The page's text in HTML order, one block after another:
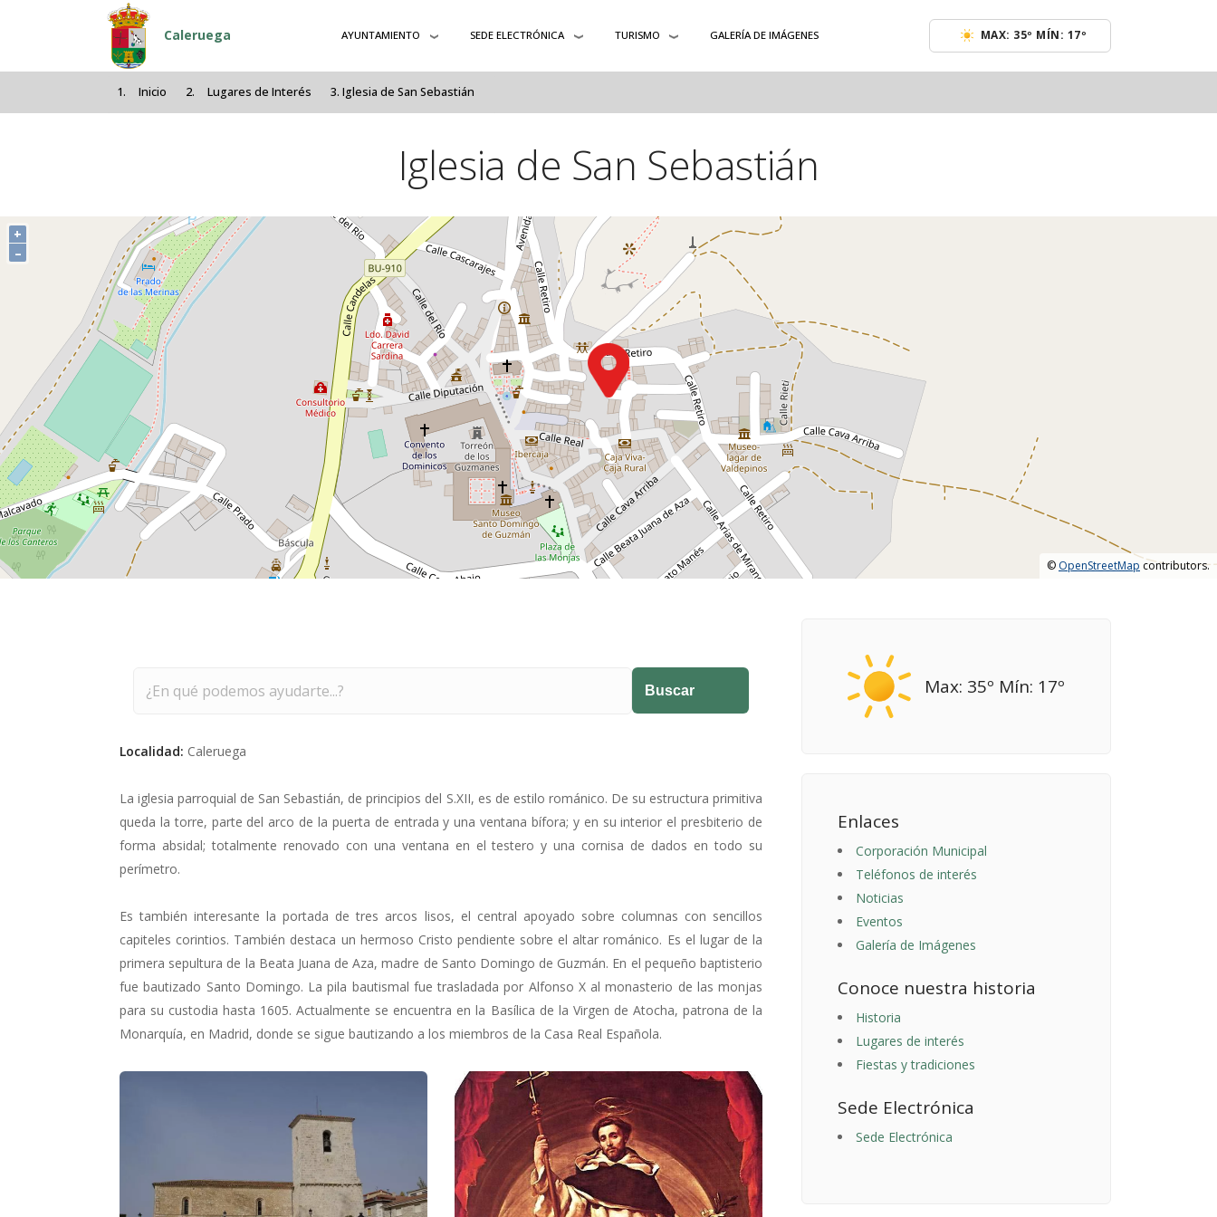
Pasar al contenido principal
Caleruega AYUNTAMIENTO SEDE ELECTRÓNICA TURISMO GALERÍA DE IMÁGENES MAX: 35º MÍN: 17º
Inicio Lugares de Interés Iglesia de San Sebastián
Iglesia de San Sebastián
+
–
© OpenStreetMap contributors.
Max: 35º Mín: 17º
Enlaces
Corporación Municipal
Teléfonos de interés
Noticias
Eventos
Galería de Imágenes
Conoce nuestra historia
Historia
Lugares de interés
Fiestas y tradiciones
Sede Electrónica
Sede Electrónica
Buscar
Localidad: Caleruega
La iglesia parroquial de San Sebastián, de principios del S.XII, es de estilo románico. De su estructura primitiva
queda la torre, parte del arco de la puerta de entrada y una ventana bífora; y en su interior el presbiterio de
forma absidal; totalmente renovado con una ventana en el testero y una cornisa de dados en todo su
perímetro.
Es también interesante la portada de tres arcos lisos, el central apoyado sobre columnas con sencillos
capiteles corintios. También destaca un hermoso Cristo pendiente sobre el altar románico. Es el lugar de la
primera sepultura de la Beata Juana de Aza, madre de Santo Domingo de Guzmán. En el pequeño baptisterio
fue bautizado Santo Domingo. La pila bautismal fue trasladada por Alfonso X al monasterio de las monjas
para su custodia hasta 1605. Actualmente se encuentra en la Basílica de la Virgen de Atocha, patrona de la
Monarquía, en Madrid, donde se sigue bautizando a los miembros de la Casa Real Española.